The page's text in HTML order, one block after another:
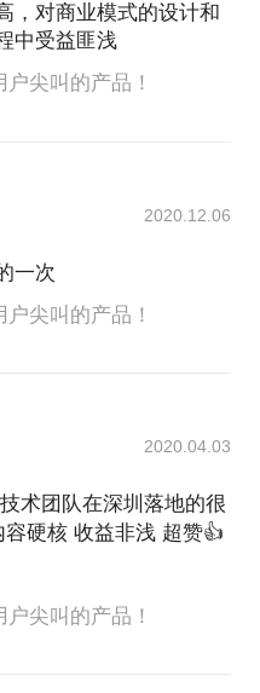
，对商业模式的设计和
中受益匪浅
尖叫的产品！
2020.12.06
一次
尖叫的产品！
2020.04.03
术团队在深圳落地的很
硬核 收益非浅 超赞👍
尖叫的产品！